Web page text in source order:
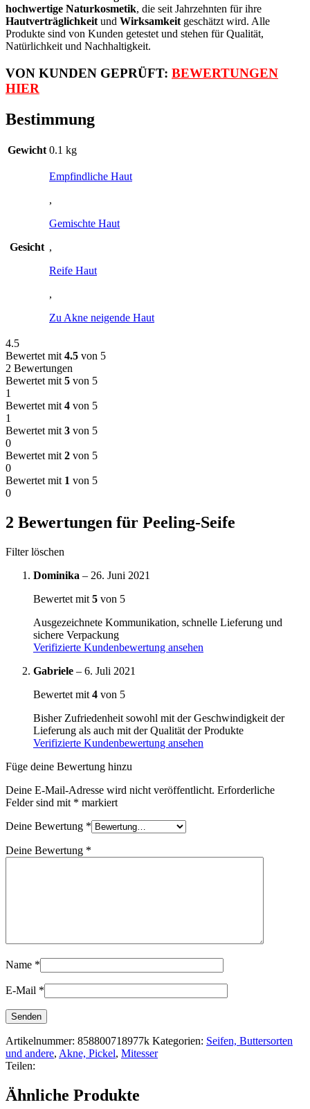
hochwertige Naturkosmetik, die seit Jahrzehnten für ihre
Hautverträglichkeit und Wirksamkeit geschätzt wird. Alle
Produkte sind von Kunden getestet und stehen für Qualität,
Natürlichkeit und Nachhaltigkeit.
VON KUNDEN GEPRÜFT: BEWERTUNGEN
HIER
Bestimmung
Gewicht 0.1 kg
Gesicht
Empfindliche Haut
,
Gemischte Haut
,
Reife Haut
,
Zu Akne neigende Haut
4.5
Bewertet mit4.5 von 5
2 Bewertungen
Bewertet mit5 von 5
1
Bewertet mit4 von 5
1
Bewertet mit3 von 5
0
Bewertet mit2 von 5
0
Bewertet mit 1 von 5
0
2 Bewertungen für Peeling-Seife
Filter löschen
Dominika – 26. Juni 2021
Bewertet mit 5 von 5
Ausgezeichnete Kommunikation, schnelle Lieferung und
sichere Verpackung
Verifizierte Kundenbewertung ansehen
Gabriele – 6. Juli 2021
Bewertet mit 4 von 5
Bisher Zufriedenheit sowohl mit der Geschwindigkeit der
Lieferung als auch mit der Qualität der Produkte
Verifizierte Kundenbewertung ansehen
Füge deine Bewertung hinzu
Deine E-Mail-Adresse wird nicht veröffentlicht. Erforderliche
Felder sind mit * markiert
Deine Bewertung *
Deine Bewertung *
Name *
E-Mail *
Artikelnummer: 858800718977k Kategorien: Seifen, Buttersorten
und andere, Akne, Pickel, Mitesser
Teilen:
Ähnliche Produkte